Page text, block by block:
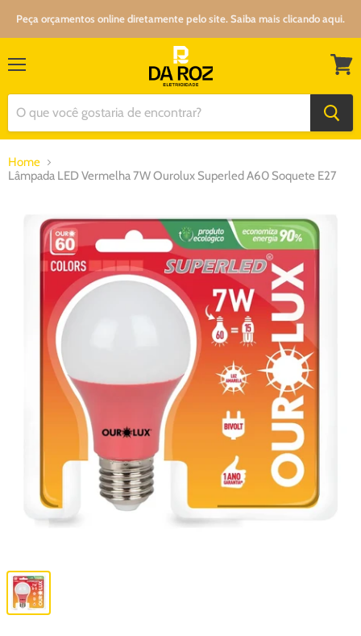
Peça orçamentos online diretamente pelo site. Saiba mais clicando aqui.
Home
Lâmpada LED Vermelha 7W Ourolux Superled A60 Soquete E27